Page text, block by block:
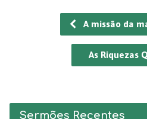
A missão da
As Riquezas
Sermões Recentes